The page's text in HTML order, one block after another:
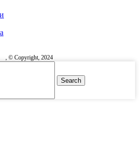
, © Copyright, 2024
Search